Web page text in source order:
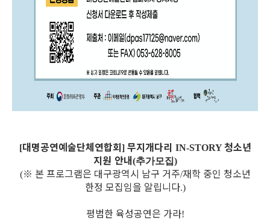
[대명공연예술단체연합회 ] 무지개다리 IN-STORY청소년
지원 안내 (추가모집)
(※ 본 프로그램은 대구광역시 남구 거주/재학 중인 청소년
한정 모집임을 알립니다.)
평범한 육성공연은 가라!